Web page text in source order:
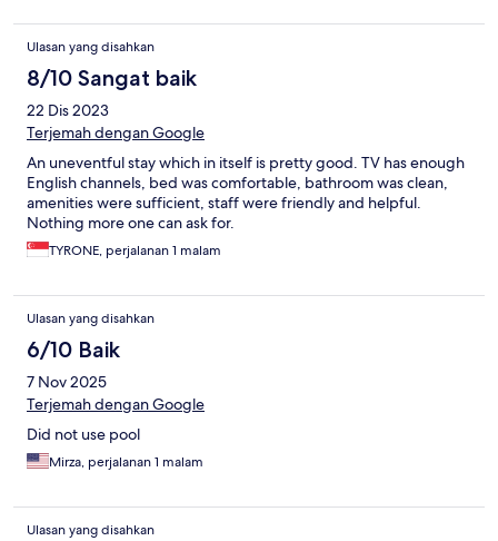
Ulasan yang disahkan
8/10 Sangat baik
22 Dis 2023
Terjemah dengan Google
An uneventful stay which in itself is pretty good. TV has enough
English channels, bed was comfortable, bathroom was clean,
amenities were sufficient, staff were friendly and helpful.
Nothing more one can ask for.
TYRONE, perjalanan 1 malam
Ulasan yang disahkan
6/10 Baik
7 Nov 2025
Terjemah dengan Google
Did not use pool
Mirza, perjalanan 1 malam
Ulasan yang disahkan